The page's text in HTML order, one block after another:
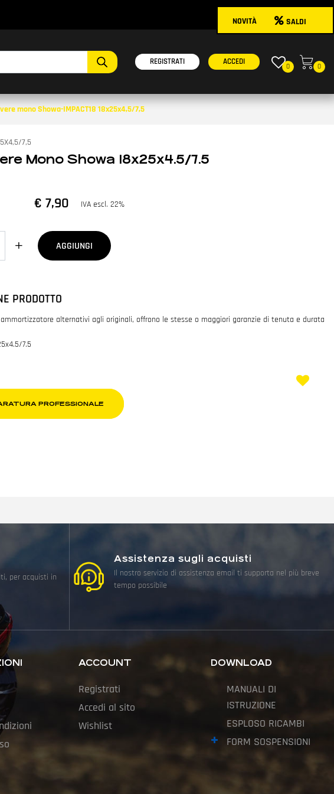
NOVITÀ SALDI
gli altri filtri disponibili.
REGISTRATI ACCEDI
0 0
mono Showa-IMPACT18 18x25x4,5/7,5
7,5
Mono Showa 18x25x4.5/7.5
€ 7,90 IVA escl. 22%
Quantità
AGGIUNGI
PRODOTTO
ammortizzatore alternativi agli originali, offrono le stesse o maggiori garanzie di tenuta e durata
7.5
PROFESSIONALE
per acquisti in
Assistenza sugli acquisti
Il nostro servizio di assistenza email ti supporta nel più breve
tempo possibile
ACCOUNT
Registrati
Accedi al sito
Wishlist
DOWNLOAD
MANUALI DI
ISTRUZIONE
ESPLOSO RICAMBI
FORM SOSPENSIONI